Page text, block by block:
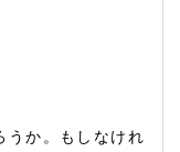
うか。もしなけれ